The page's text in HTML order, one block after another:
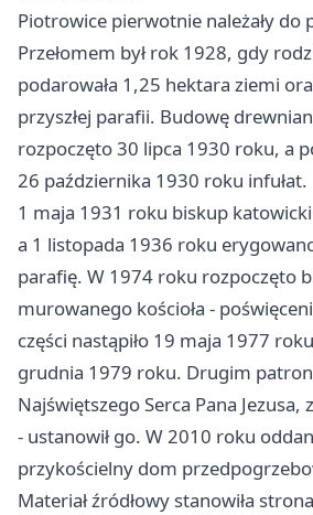
Piotrowice pierwotnie należały do
Przełomem był rok 1928, gdy
podarowała 1,25 hektara ziemi
przyszłej parafii. Budowę
rozpoczęto 30 lipca 1930 roku, a
26 października 1930 roku infułat.
1 maja 1931 roku biskup
a 1 listopada 1936 roku
parafię. W 1974 roku rozpoczęto
murowanego kościoła -
części nastąpiło 19 maja 1977
grudnia 1979 roku. Drugim
Najświętszego Serca Pana Jezusa,
- ustanowił go. W 2010 roku
przykościelny dom
Materiał źródłowy stanowiła